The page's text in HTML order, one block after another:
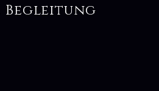
Begleitung